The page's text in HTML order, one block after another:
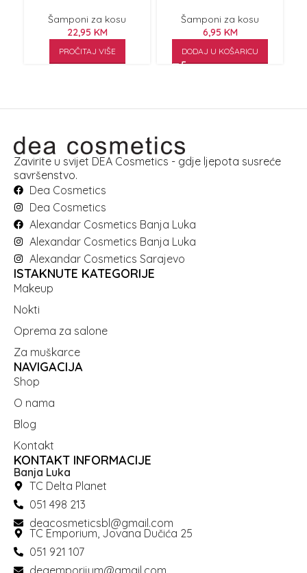
Šamponi za kosu
22,95 KM
PROČITAJ VIŠE
Šamponi za kosu
6,95 KM
DODAJ U KOŠARICU
Zavirite u svijet DEA Cosmetics - gdje ljepota susreće
savršenstvo.
Dea Cosmetics
Dea Cosmetics
Alexandar Cosmetics Banja Luka
Alexandar Cosmetics Banja Luka
Alexandar Cosmetics Sarajevo
ISTAKNUTE KATEGORIJE
Makeup
Nokti
Oprema za salone
Za muškarce
NAVIGACIJA
Shop
O nama
Blog
Kontakt
KONTAKT INFORMACIJE
Banja Luka
TC Delta Planet
051 498 213
deacosmeticsbl@gmail.com
TC Emporium, Jovana Dučića 25
051 921 107
deaemporijum@gmail.com